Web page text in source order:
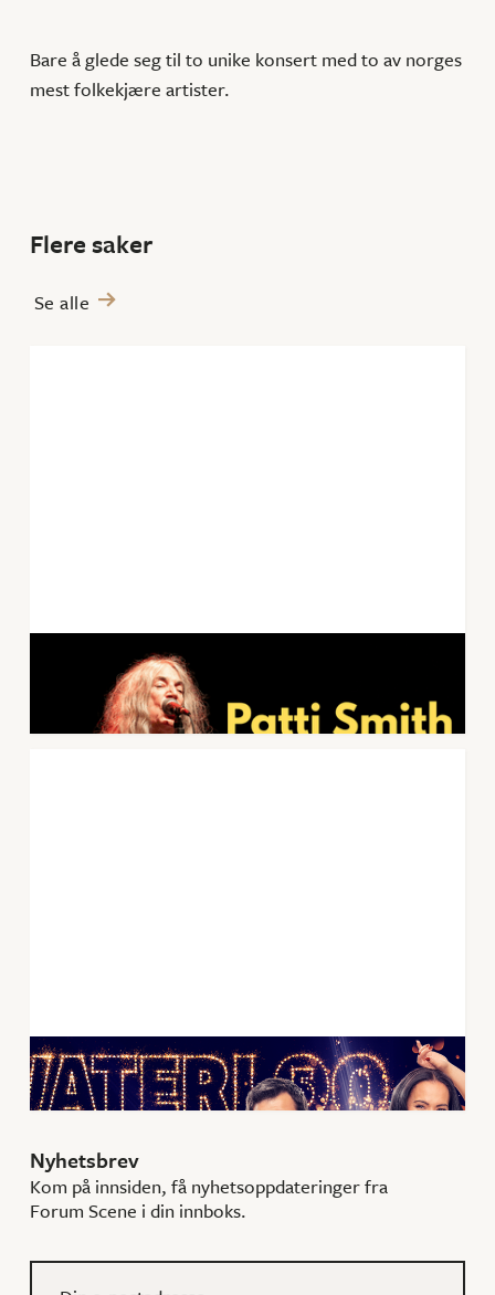
Bare å glede seg til to unike konsert med to av norges
mest folkekjære artister.
Flere saker
Se alle 
Patti Smith Quartet kommer til Forum
Scene 20.juli 2026
februar2026
ABBA MAGIEN INNTAR FORUM SCENE
10. november2025
Nyhetsbrev
Kom på innsiden, få nyhetsoppdateringer fra
Forum Scene i din innboks.